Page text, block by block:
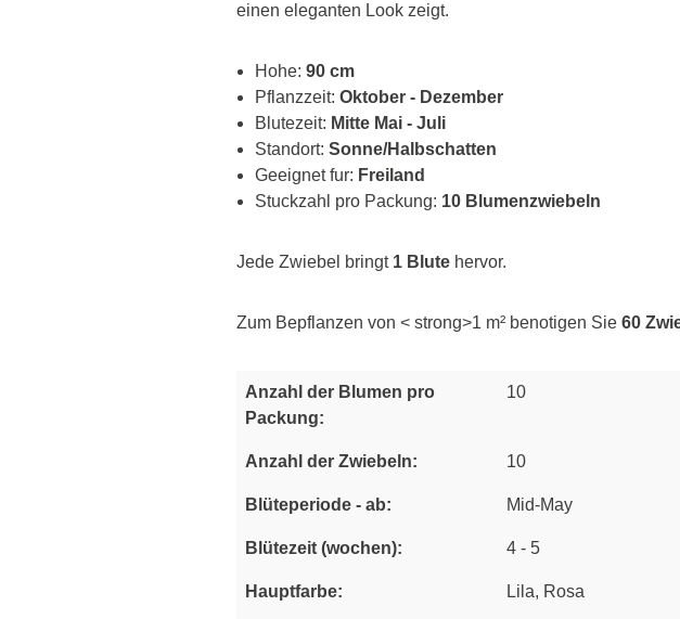
einen eleganten Look zeigt.
Hohe: 90 cm
Pflanzzeit: Oktober - Dezember
Blutezeit: Mitte Mai - Juli
Standort: Sonne/Halbschatten
Geeignet fur: Freiland
Stuckzahl pro Packung: 10 Blumenzwiebeln
Jede Zwiebel bringt 1 Blute hervor.
Zum Bepflanzen von < strong>1 m² benotigen Sie 60
Anzahl der Blumen pro
Packung:
10
Anzahl der Zwiebeln: 10
Blüteperiode - ab: Mid-May
Blütezeit (wochen): 4 - 5
Hauptfarbe: Lila, Rosa